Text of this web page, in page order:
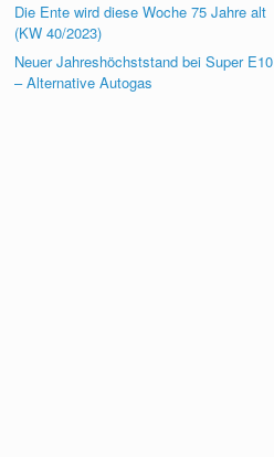
Die Ente wird diese Woche 75 Jahre alt
(KW 40/2023)
Neuer Jahreshöchststand bei Super E10
– Alternative Autogas